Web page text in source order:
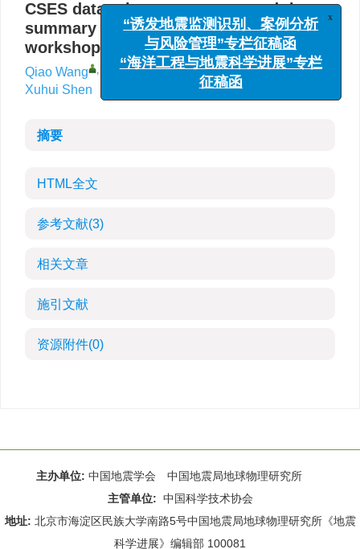
CSES data release ceremony and the
summary for the 3rd international
workshop of CSES mission
Qiao Wang , Rui Yan, Jianping Huang,
Xuhui Shen
摘要
HTML全文
参考文献(3)
相关文章
施引文献
资源附件(0)
主办单位: 中国地震学会 中国地震局地球物理研究所
主管单位: 中国科学技术协会
地址: 北京市海淀区民族大学南路5号中国地震局地球物理研究所《地震
科学进展》编辑部 100081
“诱发地震监测识别、案例分析
与风险管理”专栏征稿函
“海洋工程与地震科学进展”专栏
征稿函